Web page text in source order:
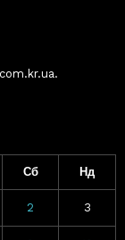
Сб Нд
2 3